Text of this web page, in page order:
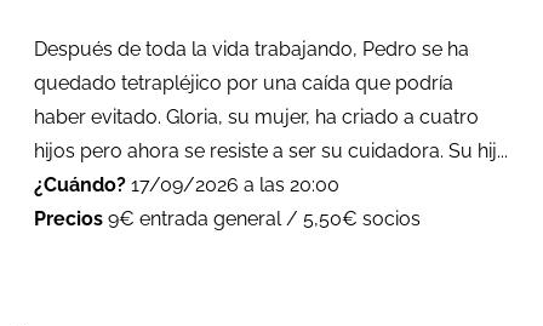
Después de toda la vida trabajando, Pedro se ha
quedado tetrapléjico por una caída que podría
haber evitado. Gloria, su mujer, ha criado a cuatro
hijos pero ahora se resiste a ser su cuidadora. Su hij...
¿Cuándo? 17/09/2026 a las 20:00
Precios 9€ entrada general / 5,50€ socios